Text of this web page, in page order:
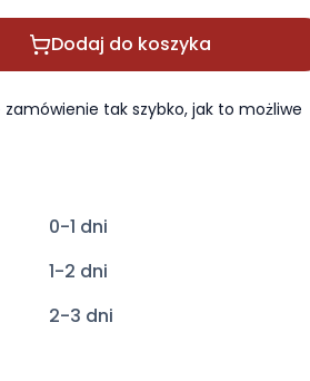
Dodaj do koszyka
tak szybko, jak to możliwe
0-1 dni
1-2 dni
2-3 dni